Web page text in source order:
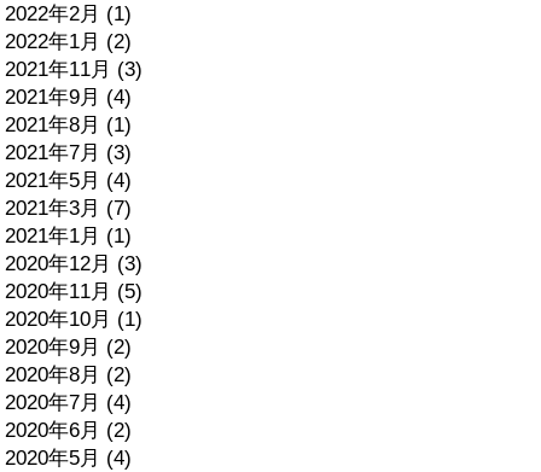
2022年2月 (1)
2022年1月 (2)
2021年11月 (3)
2021年9月 (4)
2021年8月 (1)
2021年7月 (3)
2021年5月 (4)
2021年3月 (7)
2021年1月 (1)
2020年12月 (3)
2020年11月 (5)
2020年10月 (1)
2020年9月 (2)
2020年8月 (2)
2020年7月 (4)
2020年6月 (2)
2020年5月 (4)